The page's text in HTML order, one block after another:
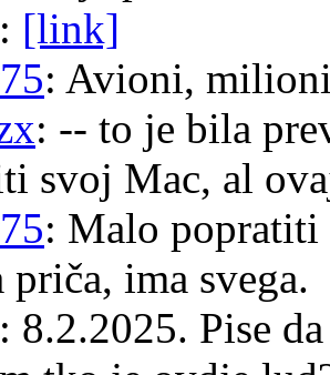
: [link]
: Avioni,
: -- to je bila
svoj Mac, al
: Malo popratiti
priča, ima svega.
: 8.2.2025. Pise